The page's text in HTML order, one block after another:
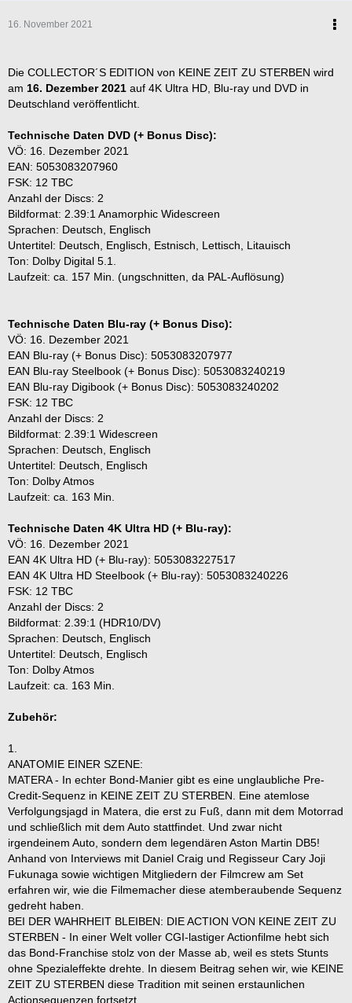
16. November 2021
Die COLLECTOR´S EDITION von KEINE ZEIT ZU STERBEN wird
am 16. Dezember 2021 auf 4K Ultra HD, Blu-ray und DVD in
Deutschland veröffentlicht.
Technische Daten DVD (+ Bonus Disc):
VÖ: 16. Dezember 2021
EAN: 5053083207960
FSK: 12 TBC
Anzahl der Discs: 2
Bildformat: 2.39:1 Anamorphic Widescreen
Sprachen: Deutsch, Englisch
Untertitel: Deutsch, Englisch, Estnisch, Lettisch, Litauisch
Ton: Dolby Digital 5.1.
Laufzeit: ca. 157 Min. (ungschnitten, da PAL-Auflösung)
Technische Daten Blu-ray (+ Bonus Disc):
VÖ: 16. Dezember 2021
EAN Blu-ray (+ Bonus Disc): 5053083207977
EAN Blu-ray Steelbook (+ Bonus Disc): 5053083240219
EAN Blu-ray Digibook (+ Bonus Disc): 5053083240202
FSK: 12 TBC
Anzahl der Discs: 2
Bildformat: 2.39:1 Widescreen
Sprachen: Deutsch, Englisch
Untertitel: Deutsch, Englisch
Ton: Dolby Atmos
Laufzeit: ca. 163 Min.
Technische Daten 4K Ultra HD (+ Blu-ray):
VÖ: 16. Dezember 2021
EAN 4K Ultra HD (+ Blu-ray): 5053083227517
EAN 4K Ultra HD Steelbook (+ Blu-ray): 5053083240226
FSK: 12 TBC
Anzahl der Discs: 2
Bildformat: 2.39:1 (HDR10/DV)
Sprachen: Deutsch, Englisch
Untertitel: Deutsch, Englisch
Ton: Dolby Atmos
Laufzeit: ca. 163 Min.
Zubehör:
1.
ANATOMIE EINER SZENE:
MATERA - In echter Bond-Manier gibt es eine unglaubliche Pre-
Credit-Sequenz in KEINE ZEIT ZU STERBEN. Eine atemlose
Verfolgungsjagd in Matera, die erst zu Fuß, dann mit dem Motorrad
und schließlich mit dem Auto stattfindet. Und zwar nicht
irgendeinem Auto, sondern dem legendären Aston Martin DB5!
Anhand von Interviews mit Daniel Craig und Regisseur Cary Joji
Fukunaga sowie wichtigen Mitgliedern der Filmcrew am Set
erfahren wir, wie die Filmemacher diese atemberaubende Sequenz
gedreht haben.
BEI DER WAHRHEIT BLEIBEN: DIE ACTION VON KEINE ZEIT ZU
STERBEN - In einer Welt voller CGI-lastiger Actionfilme hebt sich
das Bond-Franchise stolz von der Masse ab, weil es stets Stunts
ohne Spezialeffekte drehte. In diesem Beitrag sehen wir, wie KEINE
ZEIT ZU STERBEN diese Tradition mit seinen erstaunlichen
Actionsequenzen fortsetzt.